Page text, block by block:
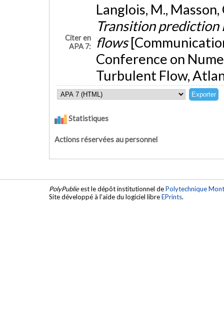
Citer en
APA 7:
Langlois, M.,
Transition
flows
Conference on
Turbulent Flow,
Statistiques
Actions réservées au personnel
PolyPublieest le dépôt institutionnel dePolytechnique
Site développé à l'aide du logiciel libreEPrints.